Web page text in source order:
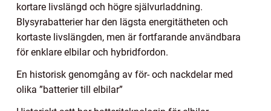
kortare livslängd och högre självurladdning.
Blysyrabatterier har den lägsta energitätheten och
kortaste livslängden, men är fortfarande användbara
för enklare elbilar och hybridfordon.
En historisk genomgång av för- och nackdelar med
olika ”batterier till elbilar”